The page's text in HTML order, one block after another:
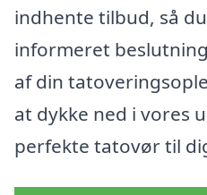
indhente tilbud, så
informeret
af din
at dykke ned i vores
perfekte tatovør til